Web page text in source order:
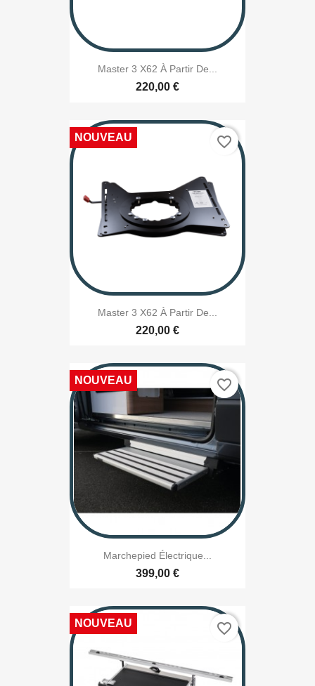
Master 3 X62 À Partir De...
220,00 €
Master 3 X62 À Partir De...
220,00 €
NOUVEAU favorite_border
Marchepied Électrique...
399,00 €
NOUVEAU favorite_border
NOUVEAU favorite_border